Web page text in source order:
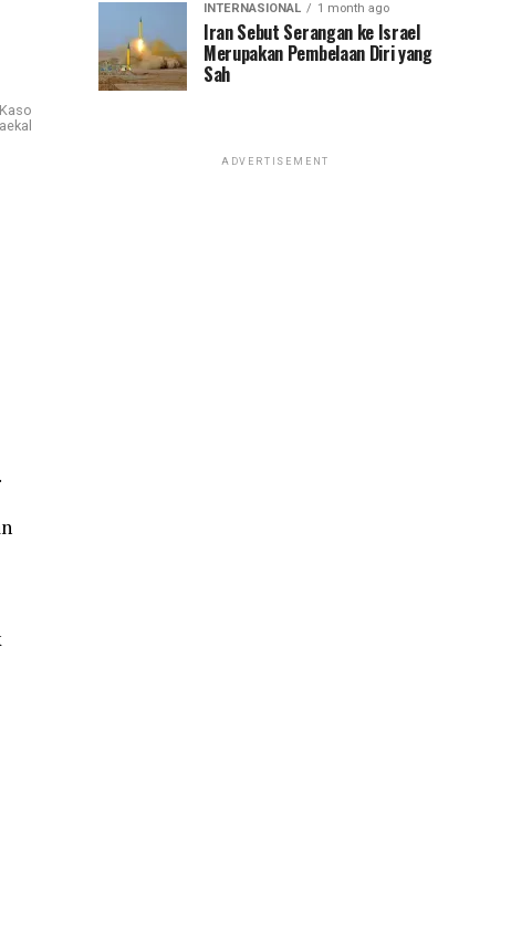
INTERNASIONAL 1 month ago
Iran Sebut Serangan ke Israel
Merupakan Pembelaan Diri yang
Sah
ADVERTISEMENT